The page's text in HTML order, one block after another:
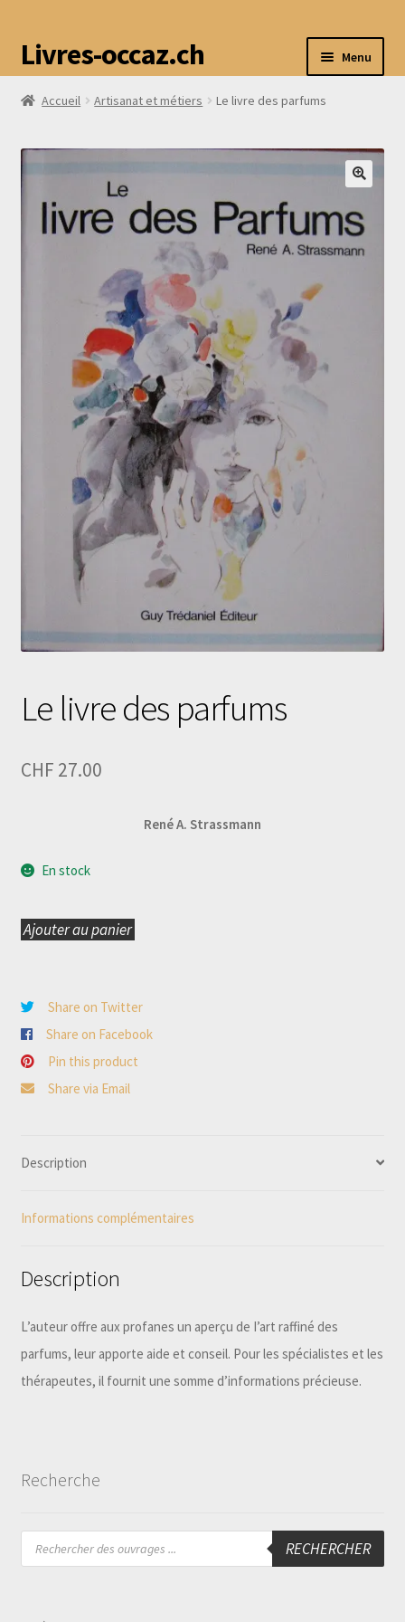
Livres-occaz.ch Menu
Accueil
Boutique
Contact
Accueil Artisanat et métiers Le livre des parfums
Le livre des parfums
CHF 27.00
René A. Strassmann
En stock
quantité
livre
des
parfums
Ajouter au panier
Share on Twitter
Share on Facebook
Pin this product
Share via Email
Description
Informations complémentaires
Description
L’auteur offre aux profanes un aperçu de I’art raffiné des
parfums, leur apporte aide et conseil. Pour les spécialistes et les
thérapeutes, il fournit une somme d’informations précieuse.
Recherche
Recherche
produits
RECHERCHER